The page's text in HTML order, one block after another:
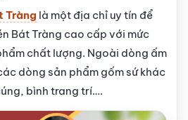
Tràng là một địa chỉ uy tín để
Bát Tràng cao cấp với mức
chất lượng. Ngoài dòng ấm
dòng sản phẩm gốm sứ khác
bình trang trí….